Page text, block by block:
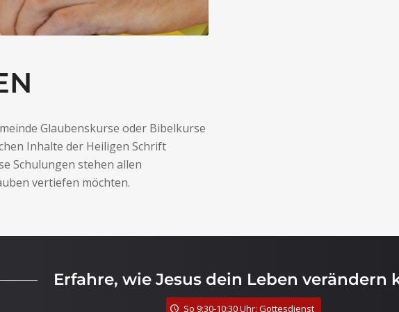
Glaubenskurse oder Bibelkurse
Inhalte der Heiligen Schrift
Schulungen stehen allen
vertiefen möchten.
Erfahre, wie Jesus dein Leben verändern
So 9:30-10:30 Uhr: Gottesdienst